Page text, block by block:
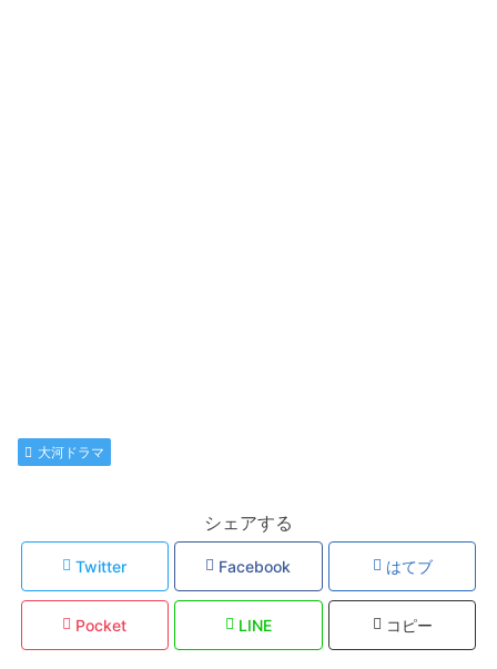
大河ドラマ
シェアする
Twitter Facebook はてブ
Pocket LINE コピー